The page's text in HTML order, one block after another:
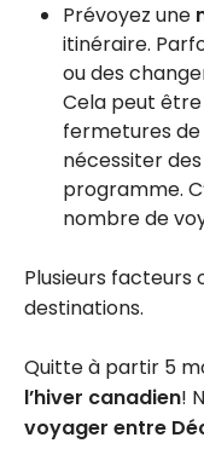
Prévoyez une
itinéraire.
ou des
Cela peut
fermetures de
nécessiter
programme.
nombre de
Plusieurs
destinations.
Quitte à partir 5
l’hiver canadien!
voyager entre